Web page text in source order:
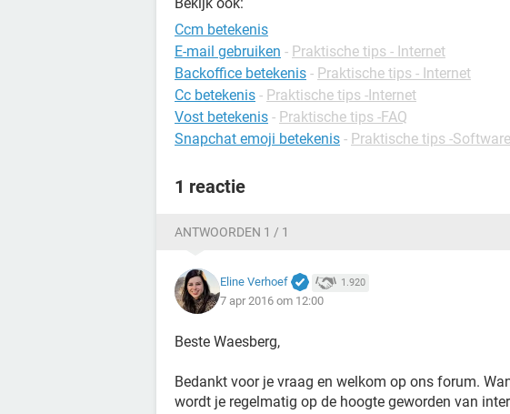
Ccm betekenis
E-mail gebruiken - Praktische tips - Internet
Backoffice betekenis - Praktische tips - Internet
Cc betekenis - Praktische tips -Internet
Vost betekenis - Praktische tips -FAQ
Snapchat emoji betekenis - Praktische tips -Software
1 reactie
ANTWOORDEN 1 / 1
Eline Verhoef 1.920
7 apr 2016 om 12:00
Beste Waesberg,
Bedankt voor je vraag en welkom op ons forum.
wordt je regelmatig op de hoogte geworden van